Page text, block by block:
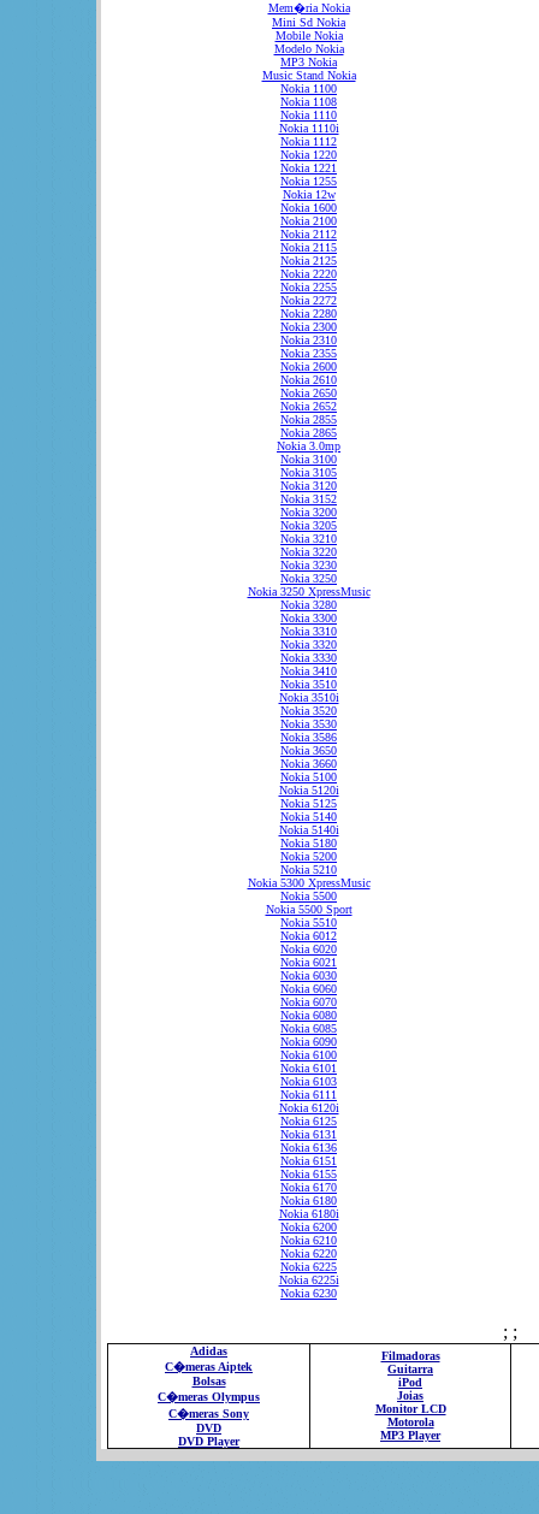
Mem�ria Nokia
Mini Sd Nokia
Mobile Nokia
Modelo Nokia
MP3 Nokia
Music Stand Nokia
Nokia 1100
Nokia 1108
Nokia 1110
Nokia 1110i
Nokia 1112
Nokia 1220
Nokia 1221
Nokia 1255
Nokia 12w
Nokia 1600
Nokia 2100
Nokia 2112
Nokia 2115
Nokia 2125
Nokia 2220
Nokia 2255
Nokia 2272
Nokia 2280
Nokia 2300
Nokia 2310
Nokia 2355
Nokia 2600
Nokia 2610
Nokia 2650
Nokia 2652
Nokia 2855
Nokia 2865
Nokia 3.0mp
Nokia 3100
Nokia 3105
Nokia 3120
Nokia 3152
Nokia 3200
Nokia 3205
Nokia 3210
Nokia 3220
Nokia 3230
Nokia 3250
Nokia 3250 XpressMusic
Nokia 3280
Nokia 3300
Nokia 3310
Nokia 3320
Nokia 3330
Nokia 3410
Nokia 3510
Nokia 3510i
Nokia 3520
Nokia 3530
Nokia 3586
Nokia 3650
Nokia 3660
Nokia 5100
Nokia 5120i
Nokia 5125
Nokia 5140
Nokia 5140i
Nokia 5180
Nokia 5200
Nokia 5210
Nokia 5300 XpressMusic
Nokia 5500
Nokia 5500 Sport
Nokia 5510
Nokia 6012
Nokia 6020
Nokia 6021
Nokia 6030
Nokia 6060
Nokia 6070
Nokia 6080
Nokia 6085
Nokia 6090
Nokia 6100
Nokia 6101
Nokia 6103
Nokia 6111
Nokia 6120i
Nokia 6125
Nokia 6131
Nokia 6136
Nokia 6151
Nokia 6155
Nokia 6170
Nokia 6180
Nokia 6180i
Nokia 6200
Nokia 6210
Nokia 6220
Nokia 6225
Nokia 6225i
Nokia 6230
; ;
Adidas
C�meras Aiptek
Bolsas
C�meras Olympus
C�meras Sony
DVD
DVD Player
Filmadoras
Guitarra
iPod
Joias
Monitor LCD
Motorola
MP3 Player